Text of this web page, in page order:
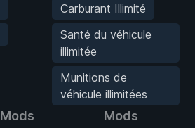
Carburant Illimité
Santé du véhicule
illimitée
Munitions de
véhicule illimitées
Mods
Mods